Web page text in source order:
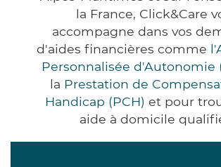
la France, Click&Care
accompagne dans vos
d'aides financières comme
Personnalisée d'Autonomie
la Prestation de
Handicap (PCH) et pour
aide à domicile